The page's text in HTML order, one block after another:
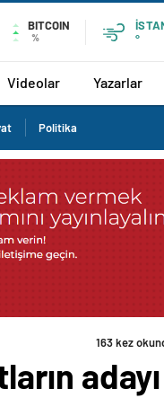
BITCOIN
%
°
Videolar Yazarlar
Politika
163 kez